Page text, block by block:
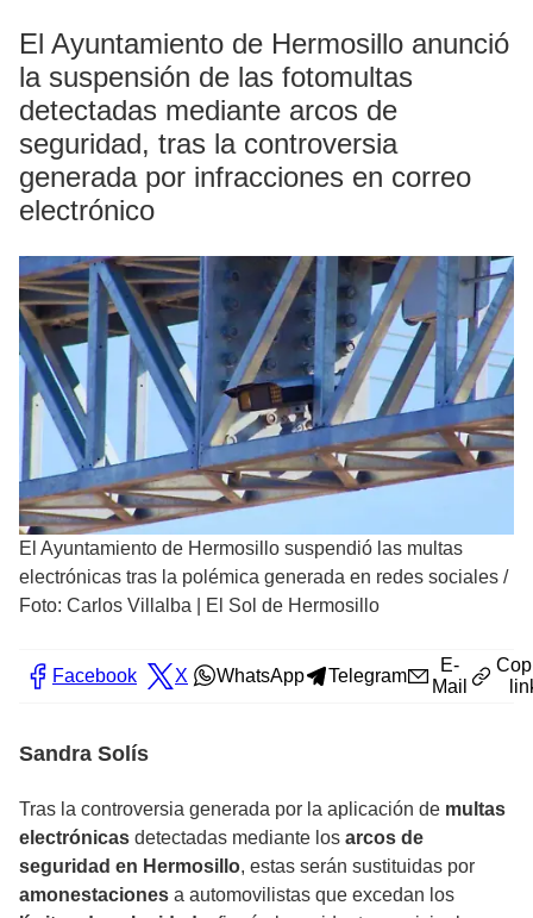
El Ayuntamiento de Hermosillo anunció
la suspensión de las fotomultas
detectadas mediante arcos de
seguridad, tras la controversia
generada por infracciones en correo
electrónico
El Ayuntamiento de Hermosillo suspendió las multas
electrónicas tras la polémica generada en redes sociales /
Foto: Carlos Villalba | El Sol de Hermosillo
Facebook X WhatsApp Telegram
E-
Mail
Sandra Solís
Tras la controversia generada por la aplicación de multas
electrónicas detectadas mediante los arcos de
seguridad en Hermosillo, estas serán sustituidas por
amonestaciones a automovilistas que excedan los